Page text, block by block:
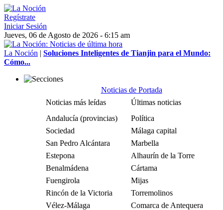
Regístrate
Iniciar Sesión
Jueves, 06 de Agosto de 2026 - 6:15 am
La Noción | Soluciones Inteligentes de Tianjin para el Mundo:
Cómo...
Noticias de Portada
Noticias más leídas
Últimas noticias
Andalucía (provincias)
Política
Sociedad
Málaga capital
San Pedro Alcántara
Marbella
Estepona
Alhaurín de la Torre
Benalmádena
Cártama
Fuengirola
Mijas
Rincón de la Victoria
Torremolinos
Vélez-Málaga
Comarca de Antequera